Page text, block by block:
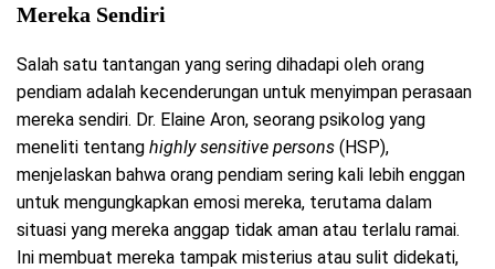
Mereka Sendiri
Salah satu tantangan yang sering dihadapi oleh orang
pendiam adalah kecenderungan untuk menyimpan perasaan
mereka sendiri. Dr. Elaine Aron, seorang psikolog yang
meneliti tentang highly sensitive persons (HSP),
menjelaskan bahwa orang pendiam sering kali lebih enggan
untuk mengungkapkan emosi mereka, terutama dalam
situasi yang mereka anggap tidak aman atau terlalu ramai.
Ini membuat mereka tampak misterius atau sulit didekati,